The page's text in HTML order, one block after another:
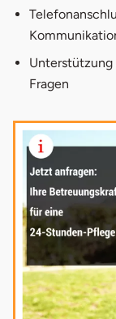
Unterstützung
Fragen